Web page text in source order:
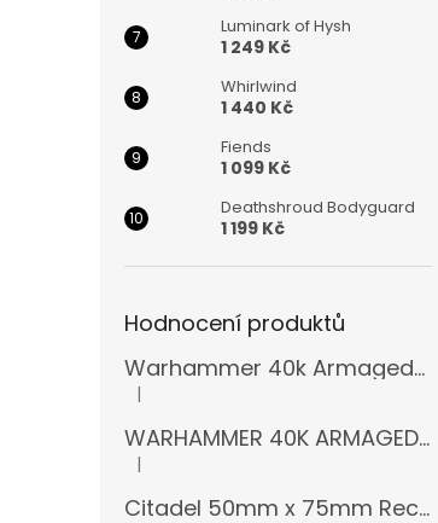
Luminark of Hysh
1 249 Kč
Whirlwind
1 440 Kč
Fiends
1 099 Kč
Deathshroud Bodyguard
1 199 Kč
Hodnocení produktů
Warhammer 40k Armageddon Orks (Bazar)
Hodnocení produktu je 5 z 5 hvězdiček.
|
WARHAMMER 40K ARMAGEDDON 11 EDICE
Hodnocení produktu je 5 z 5 hvězdiček.
|
Citadel 50mm x 75mm Rectangular Bases